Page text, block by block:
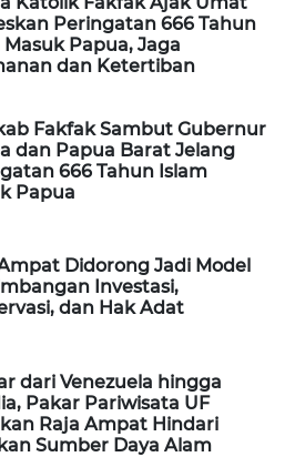
Peringatan 666 Tahun
Masuk Papua, Jaga
dan Ketertiban
Fakfak Sambut Gubernur
dan Papua Barat Jelang
666 Tahun Islam
Papua
Didorong Jadi Model
Investasi,
dan Hak Adat
dari Venezuela hingga
Pakar Pariwisata UF
Raja Ampat Hindari
Sumber Daya Alam